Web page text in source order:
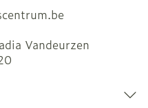
Vandeurzen